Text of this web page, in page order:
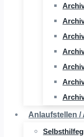
Anlaufstellen /